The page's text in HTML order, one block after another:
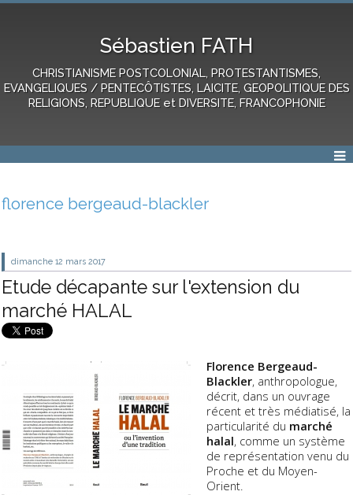
Sébastien FATH
CHRISTIANISME POSTCOLONIAL, PROTESTANTISMES,
EVANGELIQUES / PENTECÔTISTES, LAICITE, GEOPOLITIQUE DES
RELIGIONS, REPUBLIQUE et DIVERSITE, FRANCOPHONIE
florence bergeaud-blackler
dimanche 12 mars 2017
Etude décapante sur l'extension du
marché HALAL
Florence Bergeaud-
Blackler, anthropologue,
décrit, dans un ouvrage
récent et très médiatisé, la
particularité du marché
halal, comme un système
de représentation venu du
Proche et du Moyen-
Orient.